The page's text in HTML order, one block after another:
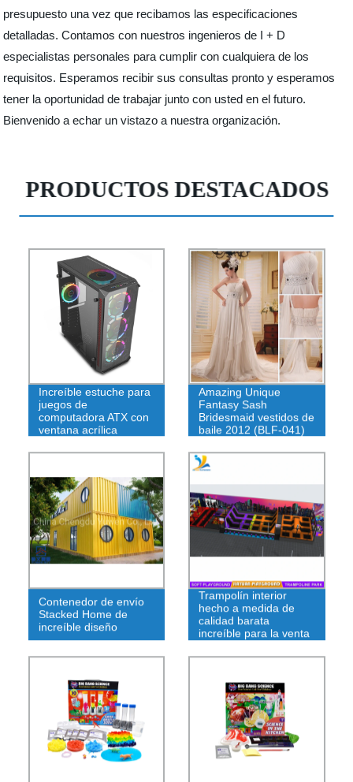
presupuesto una vez que recibamos las especificaciones
detalladas. Contamos con nuestros ingenieros de I + D
especialistas personales para cumplir con cualquiera de los
requisitos. Esperamos recibir sus consultas pronto y esperamos
tener la oportunidad de trabajar junto con usted en el futuro.
Bienvenido a echar un vistazo a nuestra organización.
PRODUCTOS DESTACADOS
Increíble estuche para
juegos de
computadora ATX con
ventana acrílica
Amazing Unique
Fantasy Sash
Bridesmaid vestidos de
baile 2012 (BLF-041)
Contenedor de envío
Stacked Home de
increíble diseño
Trampolín interior
hecho a medida de
calidad barata
increíble para la venta